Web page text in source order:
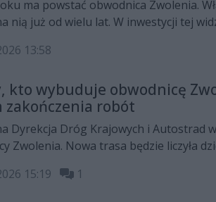
ma powstać obwodnica Zwolenia.
nią już od wielu lat. W inwestycji tej
13:58
kto wybuduje obwodnicę
robót
Dyrekcja Dróg Krajowych i Autostrad
Zwolenia. Nowa trasa będzie liczyła
15:19
1